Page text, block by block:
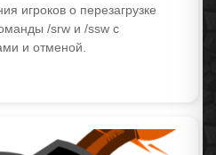
игроков о перезагрузке
/srw и /ssw с
и отменой.